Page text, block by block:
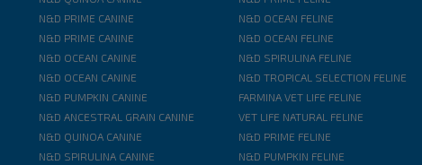
N&D PRIME CANINE
N&D PRIME CANINE
N&D OCEAN CANINE
N&D OCEAN CANINE
N&D PUMPKIN CANINE
N&D ANCESTRAL GRAIN CANINE
N&D QUINOA CANINE
N&D SPIRULINA CANINE
N&D OCEAN FELINE
N&D OCEAN FELINE
N&D SPIRULINA FELINE
N&D TROPICAL SELECTION FELINE
FARMINA VET LIFE FELINE
VET LIFE NATURAL FELINE
N&D PRIME FELINE
N&D PUMPKIN FELINE